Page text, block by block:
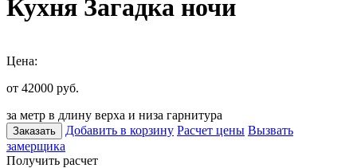
Кухня Загадка ночи
Цена:
от 42000 руб.
за метр в длину верха и низа гарнитура
Заказать Добавить в корзину Расчет цены Вызвать
замерщика
Получить расчет